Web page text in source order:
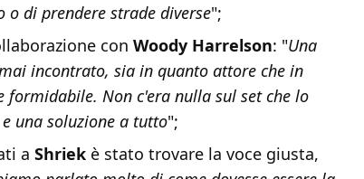
di prendere strade diverse";
con Woody Harrelson: "Una
incontrato, sia in quanto attore che in
formidabile. Non c'era nulla sul set che lo
una soluzione a tutto";
a Shriek è stato trovare la voce giusta,